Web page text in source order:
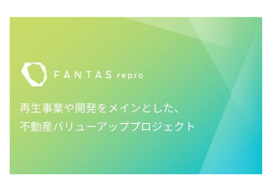
利用規約等
プライバシーポリシー
情報セキュリティポリシー